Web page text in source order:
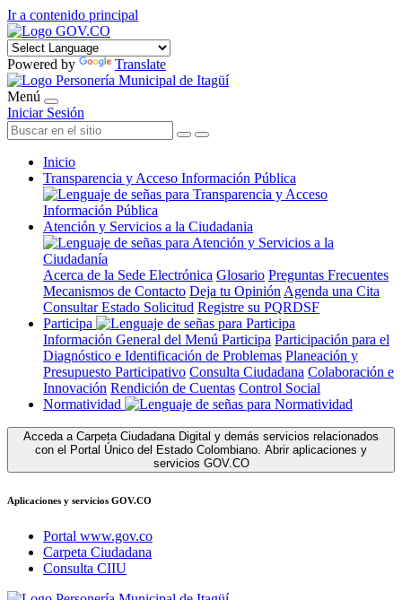
Ir a contenido principal
Powered by Translate
Menú
Iniciar Sesión
Inicio
Transparencia y Acceso Información Pública
Atención y Servicios a la Ciudadania
Acerca de la Sede Electrónica Glosario Preguntas Frecuentes
Mecanismos de Contacto Deja tu Opinión Agenda una Cita
Consultar Estado Solicitud Registre su PQRDSF
Participa
Información General del Menú Participa Participación para el
Diagnóstico e Identificación de Problemas Planeación y
Presupuesto Participativo Consulta Ciudadana Colaboración e
Innovación Rendición de Cuentas Control Social
Normatividad
Acceda a Carpeta Ciudadana Digital y demás servicios relacionados
con el Portal Único del Estado Colombiano. Abrir aplicaciones y
servicios GOV.CO
Aplicaciones y servicios GOV.CO
Portal www.gov.co
Carpeta Ciudadana
Consulta CIIU